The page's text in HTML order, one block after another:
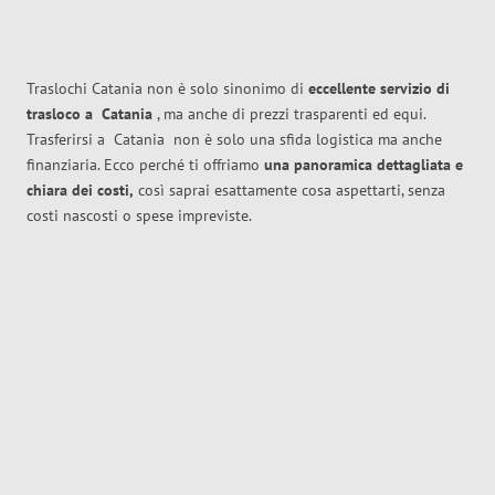
Traslochi Catania non è solo sinonimo di eccellente servizio di
trasloco a Catania , ma anche di prezzi trasparenti ed equi.
Trasferirsi a Catania non è solo una sfida logistica ma anche
finanziaria. Ecco perché ti offriamo una panoramica dettagliata e
chiara dei costi, così saprai esattamente cosa aspettarti, senza
costi nascosti o spese impreviste.